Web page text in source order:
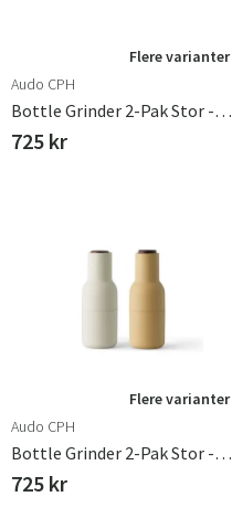
Flere varianter
Audo CPH
Bottle Grinder 2-Pak Stor - Ask Kulstof / Valnød
725 kr
Flere varianter
Audo CPH
Bottle Grinder 2-Pak Stor - Byg / Valnød
725 kr